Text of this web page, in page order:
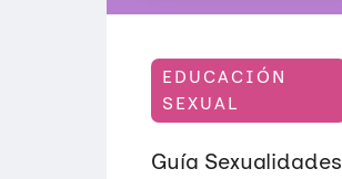
I
EDUCACIÓN
SEXUAL
Guía Sexualidades